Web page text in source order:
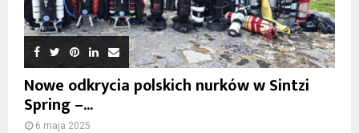
Nowe odkrycia polskich nurków w Sintzi
Spring –...
6 maja 2025